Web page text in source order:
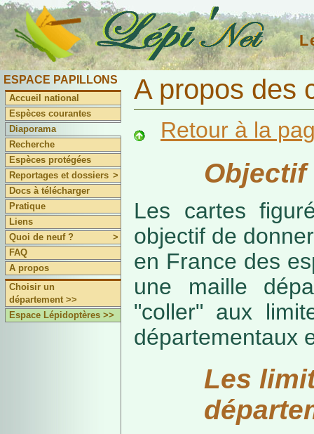
ESPACE PAPILLONS
Accueil national
Espèces courantes
Diaporama
Recherche
Espèces protégées
Reportages et dossiers >
Docs à télécharger
Pratique
Liens
Quoi de neuf ?
>
FAQ
A propos
Choisir un
département >>
Espace Lépidoptères >>
A propos des
Retour à la
Objectif
Les cartes
objectif de
en France des
une maille
"coller" aux
départementaux
Les